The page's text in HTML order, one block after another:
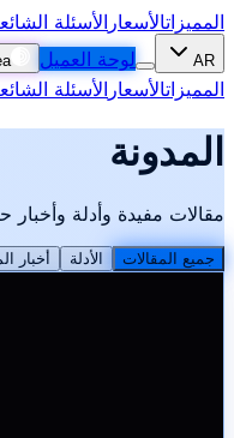
المميزاتالأسعار الأسئلة
AR لوحة العميل
المميزاتالأسعار الأسئلة
المدونة
مقالات مفيدة وأدلة وأخبار
جميع المقالات الأدلة أخبار